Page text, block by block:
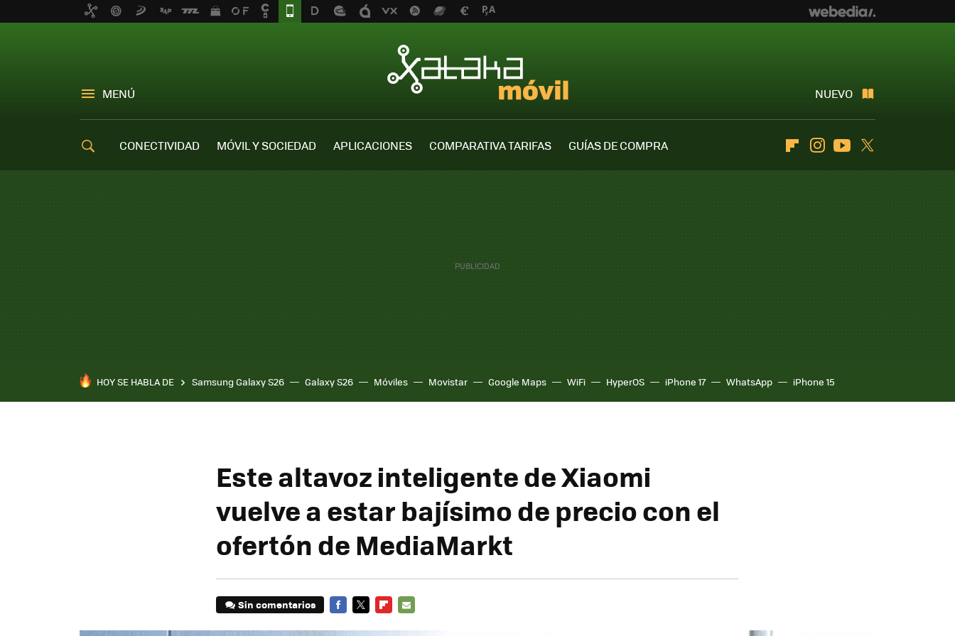
MENÚ NUEVO
CONECTIVIDAD MÓVIL Y SOCIEDAD APLICACIONES COMPARATIVA TARIFAS
GUÍAS DE COMPRA
FlipboardInstagramYoutube
HOY SE HABLA DE Samsung Galaxy S26 Galaxy S26 Móviles Movistar Google Maps WiFi HyperOS iPhone 17 WhatsApp iPhone 15
Este altavoz inteligente de Xiaomi
vuelve a estar bajísimo de precio con el
ofertón de MediaMarkt
Sin comentarios